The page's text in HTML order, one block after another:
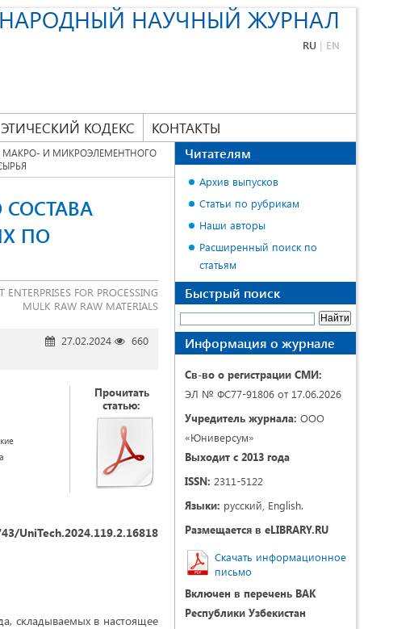
НАУЧНЫЙ ЖУРНАЛ
RU | EN
ЭТИЧЕСКИЙ КОДЕКС КОНТАКТЫ
МАКРО- И МИКРОЭЛЕМЕНТНОГО
ПО
FOR PROCESSING
MULK RAW RAW MATERIALS
27.02.2024
660
Прочитать
статью:
UniTech.2024.119.2.16818
складываемых в настоящее
Читателям
Архив выпусков
Статьи по рубрикам
Наши авторы
Расширенный поиск по
статьям
Быстрый поиск
Информация о журнале
Св-во о регистрации СМИ:
ЭЛ № ФС77-91806 от 17.06.2026
Учредитель журнала: ООО
«Юниверсум»
Выходит с 2013 года
ISSN: 2311-5122
Языки: русский, English.
Размещается в eLIBRARY.RU
Скачать информационное
письмо
Включен в перечень ВАК
Республики Узбекистан